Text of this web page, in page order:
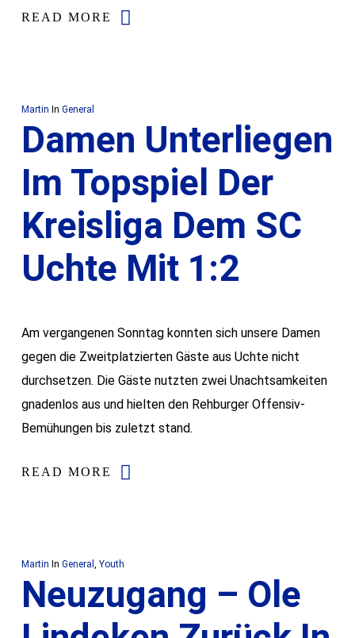
READ MORE
Martin In General
Damen Unterliegen
Im Topspiel Der
Kreisliga Dem SC
Uchte Mit 1:2
Am vergangenen Sonntag konnten sich unsere Damen
gegen die Zweitplatzierten Gäste aus Uchte nicht
durchsetzen. Die Gäste nutzten zwei Unachtsamkeiten
gnadenlos aus und hielten den Rehburger Offensiv-
Bemühungen bis zuletzt stand.
READ MORE
Martin In General Youth
Neuzugang – Ole